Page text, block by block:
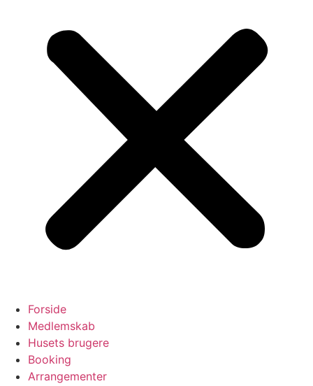
Forside
Medlemskab
Husets brugere
Booking
Arrangementer